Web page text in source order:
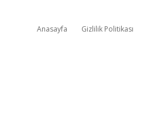
Anasayfa Gizlilik Politikası